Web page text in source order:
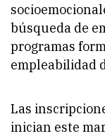
búsqueda de
programas
empleabilidad
Las
inician este